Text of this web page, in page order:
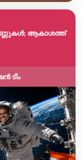
കണ്ണുകൾ; ആകാശത്ത്
ടീം